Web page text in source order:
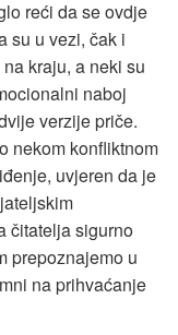
reći da se ovdje
su u vezi, čak i
kraju, a neki su
naboj
verzije priče.
nekom konfliktnom
uvjeren da je
čitatelja sigurno
prepoznajemo u
na prihvaćanje